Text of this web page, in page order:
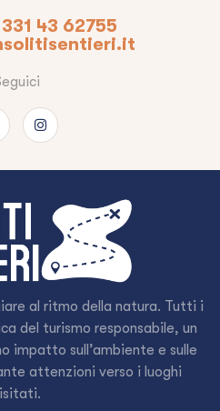
43 62755
al ritmo della natura. Tutti i
del turismo responsabile, un
impatto sull’ambiente e sulle
attenzioni verso i luoghi